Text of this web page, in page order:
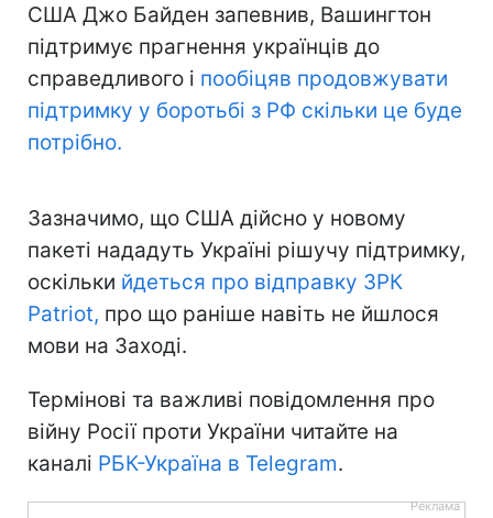
США Джо Байден запевнив, Вашингтон
підтримує прагнення українців до
справедливого і пообіцяв продовжувати
підтримку у боротьбі з РФ скільки це буде
потрібно.
Зазначимо, що США дійсно у новому
пакеті нададуть Україні рішучу підтримку,
оскільки йдеться про відправку ЗРК
Patriot, про що раніше навіть не йшлося
мови на Заході.
Термінові та важливі повідомлення про
війну Росії проти України читайте на
каналі РБК-Україна в Telegram.